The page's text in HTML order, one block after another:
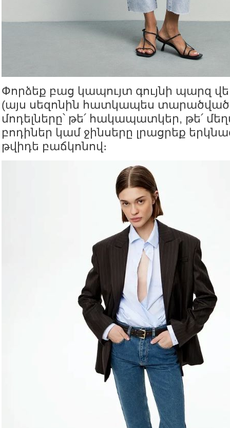
Փորձեք բաց կապույտ գույնի պարզ
(այս սեզոնին հատկապես տարածված
մոդելները՝ թե՛ հակապատկեր, թե՛
բոդիներ կամ ջինսերը լրացրեք
թվիդե բաճկոնով։